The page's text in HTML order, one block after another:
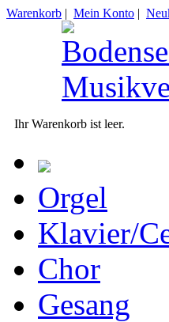
Warenkorb | Mein Konto |
Ihr Warenkorb ist leer.
Orgel
Klavier/
Chor
Gesang